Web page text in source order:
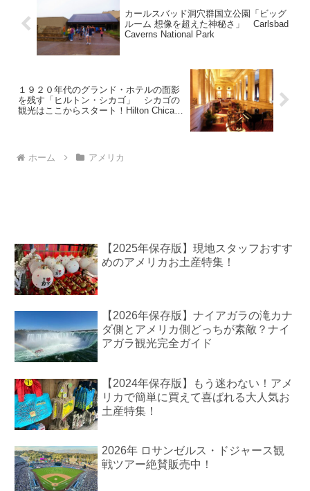
カールスバッド洞穴群国立公園「ビッグ
ルーム 想像を超えた神秘さ」 Carlsbad
Caverns National Park
１９２０年代のグランド・ホテルの面影
を残す「ヒルトン・シカゴ」 シカゴの
観光はここからスタート！Hilton Chicago
ホーム アメリカ
【2025年保存版】現地スタッフおすす
めのアメリカお土産特集！
【2026年保存版】ナイアガラの滝カナ
ダ側とアメリカ側どっちが素敵？ナイ
アガラ観光完全ガイド
【2024年保存版】もう迷わない！アメ
リカで簡単に買えて喜ばれる大人気お
土産特集！
2026年 ロサンゼルス・ドジャース観
戦ツアー絶賛販売中！